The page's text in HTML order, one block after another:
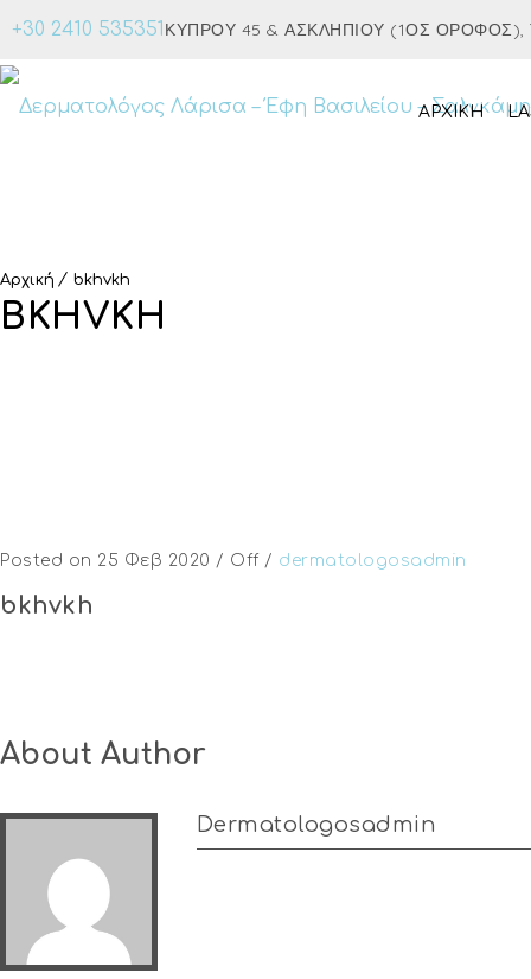
+30 2410 535351 ΚΎΠΡΟΥ 45 & ΑΣΚΛΗΠΙΟΎ (1ΟΣ ΌΡΟΦΟΣ),
ΑΡΧΙΚΉ
Αρχική bkhvkh
BKHVKH
Posted on 25 Φεβ 2020 / Off / dermatologosadmin
bkhvkh
About Author
Dermatologosadmin